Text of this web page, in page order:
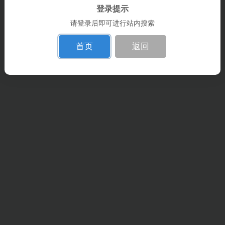
登录提示
请登录后即可进行站内搜索
首页 返回